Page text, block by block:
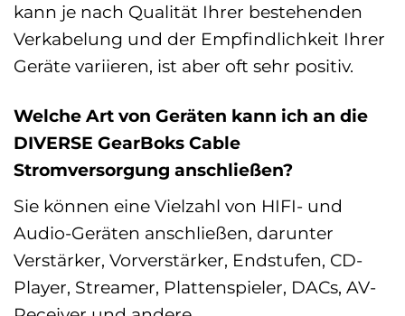
kann je nach Qualität Ihrer bestehenden
Verkabelung und der Empfindlichkeit Ihrer
Geräte variieren, ist aber oft sehr positiv.
Welche Art von Geräten kann ich an die
DIVERSE GearBoks Cable
Stromversorgung anschließen?
Sie können eine Vielzahl von HIFI- und
Audio-Geräten anschließen, darunter
Verstärker, Vorverstärker, Endstufen, CD-
Player, Streamer, Plattenspieler, DACs, AV-